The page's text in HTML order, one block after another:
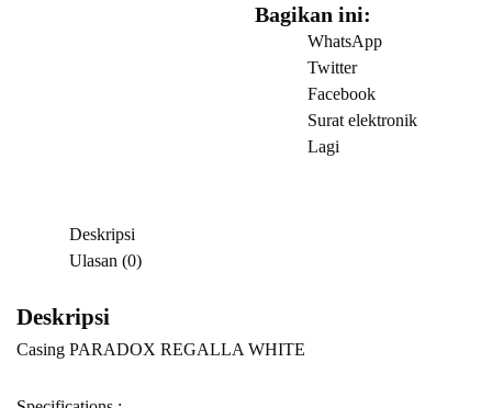
Bagikan ini:
WhatsApp
Twitter
Facebook
Surat elektronik
Lagi
Deskripsi
Ulasan (0)
Deskripsi
Casing PARADOX REGALLA WHITE